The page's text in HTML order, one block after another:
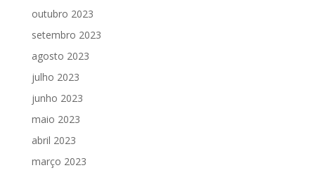
outubro 2023
setembro 2023
agosto 2023
julho 2023
junho 2023
maio 2023
abril 2023
março 2023